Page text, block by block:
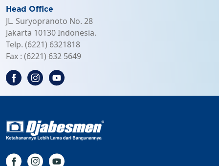
Head Office
JL. Suryopranoto No. 28
Jakarta 10130 Indonesia.
Telp. (6221) 6321818
Fax : (6221) 632 5649